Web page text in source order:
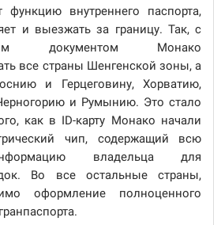
функцию внутреннего паспорта,
и выезжать за границу. Так, с
документом Монако
все страны Шенгенской зоны, а
и Герцеговину, Хорватию,
и Румынию. Это стало
как в ID-карту Монако начали
чип, содержащий всю
владельца для
Во все остальные страны,
оформление полноценного